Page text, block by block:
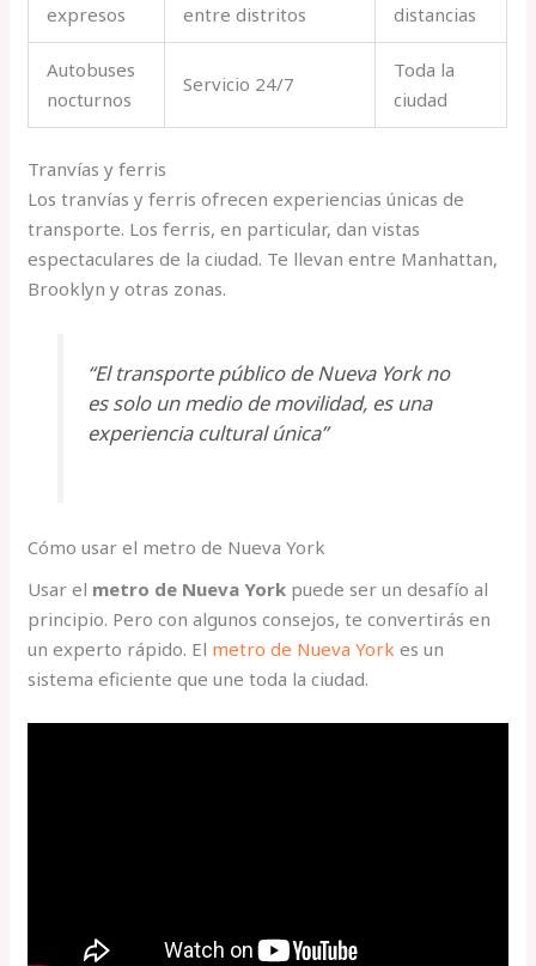
expresos
entre distritos
distancias
Autobuses
nocturnos
Servicio 24/7
Toda la
ciudad
Tranvías y ferris
Los tranvías y ferris ofrecen experiencias únicas de
transporte. Los ferris, en particular, dan vistas
espectaculares de la ciudad. Te llevan entre Manhattan,
Brooklyn y otras zonas.
“El transporte público de Nueva York no
es solo un medio de movilidad, es una
experiencia cultural única”
Cómo usar el metro de Nueva York
Usar el metro de Nueva York puede ser un desafío al
principio. Pero con algunos consejos, te convertirás en
un experto rápido. El metro de Nueva York es un
sistema eficiente que une toda la ciudad.